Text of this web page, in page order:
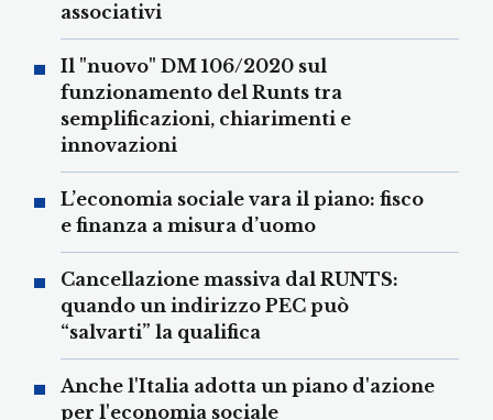
associativi
Il "nuovo" DM 106/2020 sul
funzionamento del Runts tra
semplificazioni, chiarimenti e
innovazioni
L’economia sociale vara il piano: fisco
e finanza a misura d’uomo
Cancellazione massiva dal RUNTS:
quando un indirizzo PEC può
“salvarti” la qualifica
Anche l'Italia adotta un piano d'azione
per l'economia sociale